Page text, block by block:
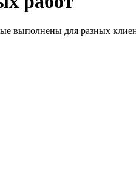
выполнены для разных